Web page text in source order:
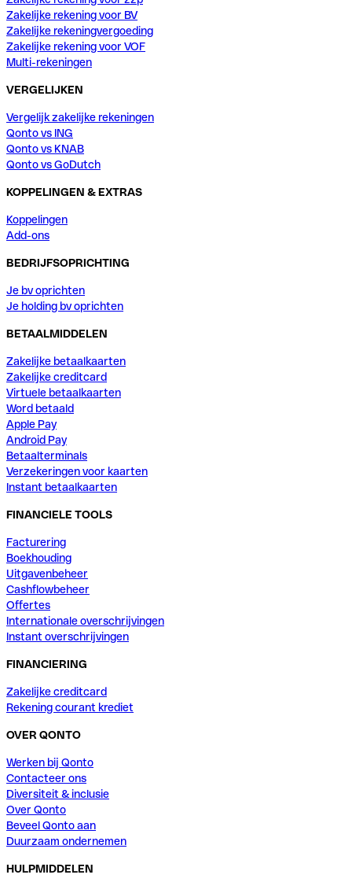
Zakelijke rekening voor BV
Zakelijke rekeningvergoeding
Zakelijke rekening voor VOF
Multi-rekeningen
VERGELIJKEN
Vergelijk zakelijke rekeningen
Qonto vs ING
Qonto vs KNAB
Qonto vs GoDutch
KOPPELINGEN & EXTRAS
Koppelingen
Add-ons
BEDRIJFSOPRICHTING
Je bv oprichten
Je holding bv oprichten
BETAALMIDDELEN
Zakelijke betaalkaarten
Zakelijke creditcard
Virtuele betaalkaarten
Word betaald
Apple Pay
Android Pay
Betaalterminals
Verzekeringen voor kaarten
Instant betaalkaarten
FINANCIELE TOOLS
Facturering
Boekhouding
Uitgavenbeheer
Cashflowbeheer
Offertes
Internationale overschrijvingen
Instant overschrijvingen
FINANCIERING
Zakelijke creditcard
Rekening courant krediet
OVER QONTO
Werken bij Qonto
Contacteer ons
Diversiteit & inclusie
Over Qonto
Beveel Qonto aan
Duurzaam ondernemen
HULPMIDDELEN